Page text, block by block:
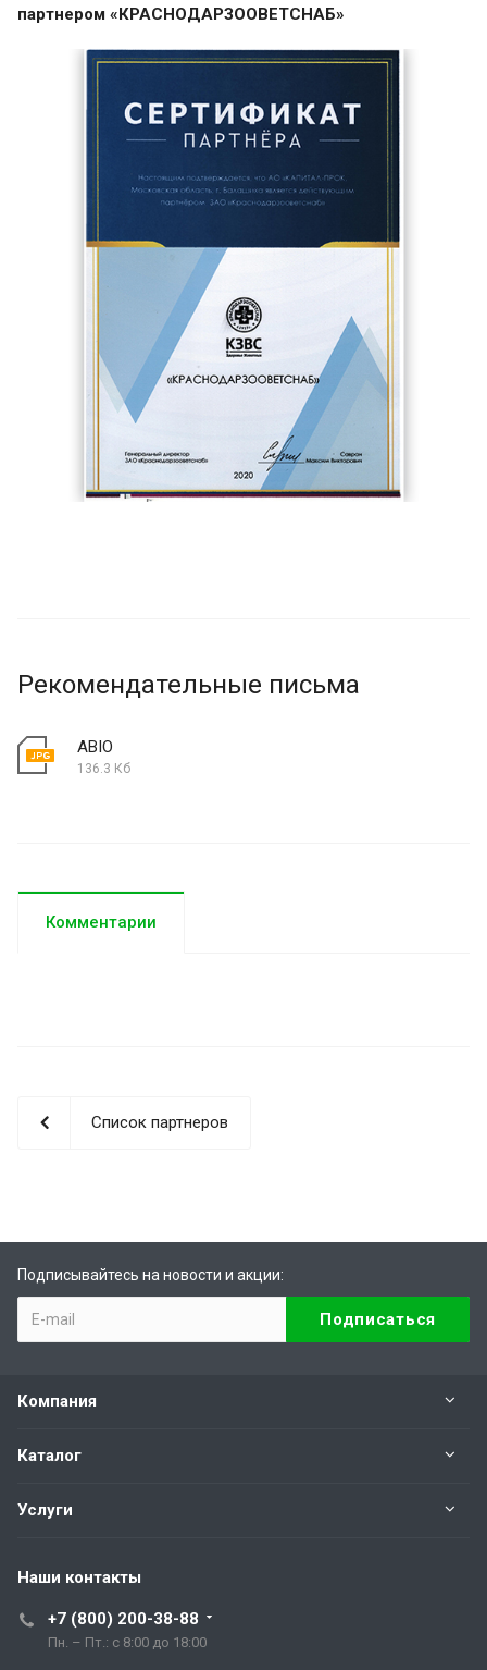
партнером «КРАСНОДАРЗООВЕТСНАБ»
Рекомендательные письма
ABIO
136.3 Кб
Комментарии
Список партнеров
Подписывайтесь на новости и акции:
Компания
Каталог
Услуги
Наши контакты
+7 (800) 200-38-88
Пн. – Пт.: с 8:00 до 18:00